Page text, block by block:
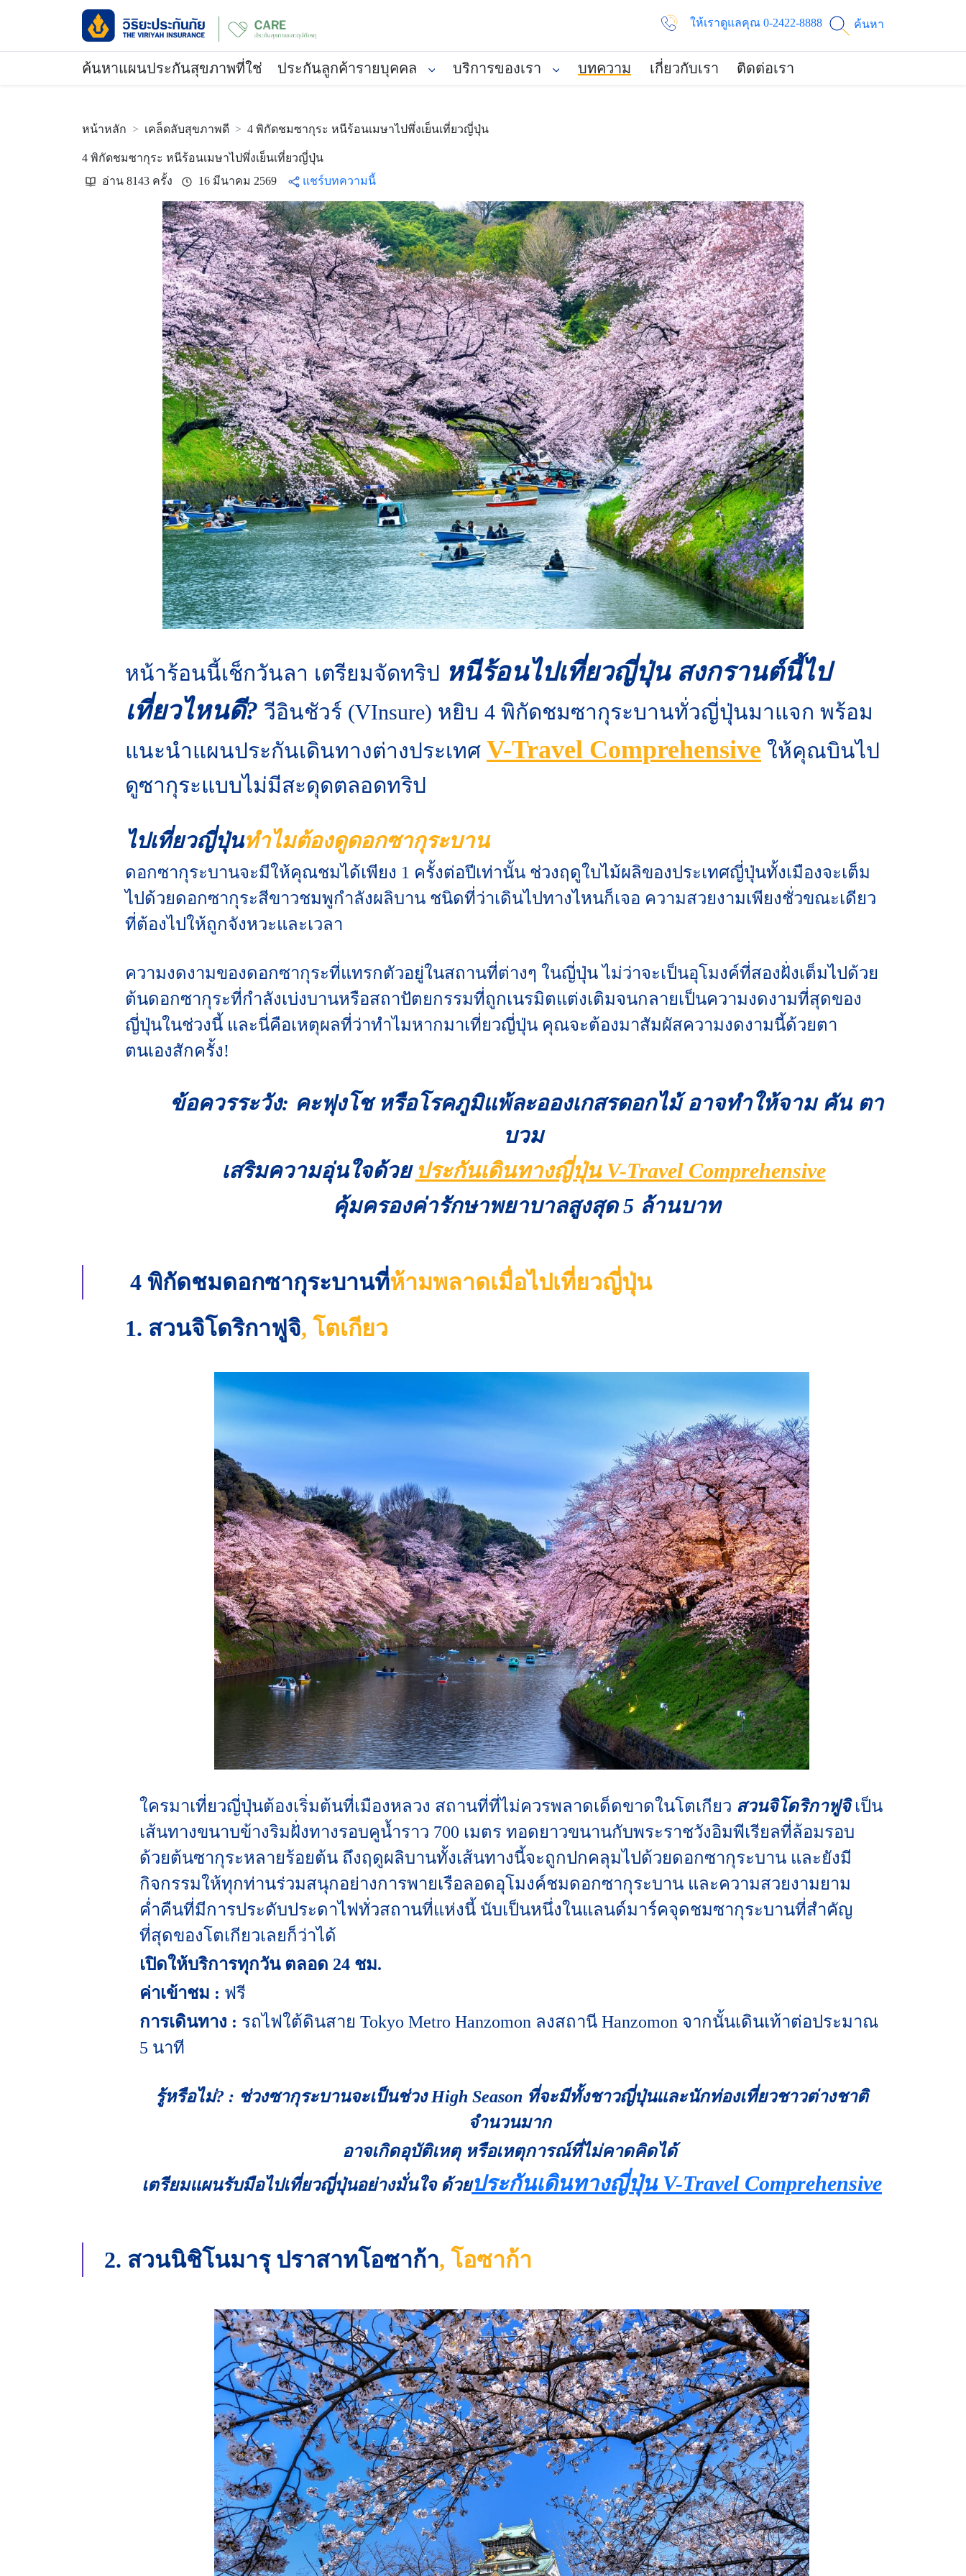
ให้เราดูแลคุณ 0-2422-8888 ค้นหา
ค้นหาแผนประกันสุขภาพที่ใช่ ประกันลูกค้ารายบุคคล บริการของเรา บทความ เกี่ยวกับเรา ติดต่อเรา
หน้าหลัก เคล็ดลับสุขภาพดี 4 พิกัดชมซากุระ หนีร้อนเมษาไปพึ่งเย็นเที่ยวญี่ปุ่น
4 พิกัดชมซากุระ หนีร้อนเมษาไปพึ่งเย็นเที่ยวญี่ปุ่น
อ่าน 8143 ครั้ง
16 มีนาคม 2569 แชร์บทความนี้
หน้าร้อนนี้เช็กวันลา เตรียมจัดทริป หนีร้อนไปเที่ยวญี่ปุ่น สงกรานต์นี้ไป
เที่ยวไหนดี? วีอินชัวร์ (VInsure) หยิบ 4 พิกัดชมซากุระบานทั่วญี่ปุ่นมาแจก พร้อม
แนะนำแผนประกันเดินทางต่างประเทศ V-Travel Comprehensive ให้คุณบินไป
ดูซากุระแบบไม่มีสะดุดตลอดทริป
ไปเที่ยวญี่ปุ่นทำไมต้องดูดอกซากุระบาน
ดอกซากุระบานจะมีให้คุณชมได้เพียง 1 ครั้งต่อปีเท่านั้น ช่วงฤดูใบไม้ผลิของประเทศญี่ปุ่นทั้งเมืองจะเต็ม
ไปด้วยดอกซากุระสีขาวชมพูกำลังผลิบาน ชนิดที่ว่าเดินไปทางไหนก็เจอ ความสวยงามเพียงชั่วขณะเดียว
ที่ต้องไปให้ถูกจังหวะและเวลา
ความงดงามของดอกซากุระที่แทรกตัวอยู่ในสถานที่ต่างๆ ในญี่ปุ่น ไม่ว่าจะเป็นอุโมงค์ที่สองฝั่งเต็มไปด้วย
ต้นดอกซากุระที่กำลังเบ่งบานหรือสถาปัตยกรรมที่ถูกเนรมิตแต่งเติมจนกลายเป็นความงดงามที่สุดของ
ญี่ปุ่นในช่วงนี้ และนี่คือเหตุผลที่ว่าทำไมหากมาเที่ยวญี่ปุ่น คุณจะต้องมาสัมผัสความงดงามนี้ด้วยตา
ตนเองสักครั้ง!
ข้อควรระวัง: คะฟุงโช หรือโรคภูมิแพ้ละอองเกสรดอกไม้ อาจทำให้จาม คัน ตา
บวม
เสริมความอุ่นใจด้วย ประกันเดินทางญี่ปุ่น V-Travel Comprehensive
คุ้มครองค่ารักษาพยาบาลสูงสุด 5 ล้านบาท
4 พิกัดชมดอกซากุระบานที่ห้ามพลาดเมื่อไปเที่ยวญี่ปุ่น
1. สวนจิโดริกาฟูจิ, โตเกียว
ใครมาเที่ยวญี่ปุ่นต้องเริ่มต้นที่เมืองหลวง สถานที่ที่ไม่ควรพลาดเด็ดขาดในโตเกียว สวนจิโดริกาฟูจิเป็น
เส้นทางขนาบข้างริมฝั่งทางรอบคูน้ำราว 700 เมตร ทอดยาวขนานกับพระราชวังอิมพีเรียลที่ล้อมรอบ
ด้วยต้นซากุระหลายร้อยต้น ถึงฤดูผลิบานทั้งเส้นทางนี้จะถูกปกคลุมไปด้วยดอกซากุระบาน และยังมี
กิจกรรมให้ทุกท่านร่วมสนุกอย่างการพายเรือลอดอุโมงค์ชมดอกซากุระบาน และความสวยงามยาม
ค่ำคืนที่มีการประดับประดาไฟทั่วสถานที่แห่งนี้ นับเป็นหนึ่งในแลนด์มาร์คจุดชมซากุระบานที่สำคัญ
ที่สุดของโตเกียวเลยก็ว่าได้
เปิดให้บริการทุกวัน ตลอด 24 ชม.
ค่าเข้าชม : ฟรี
การเดินทาง : รถไฟใต้ดินสาย Tokyo Metro Hanzomon ลงสถานี Hanzomon จากนั้นเดินเท้าต่อประมาณ
5 นาที
รู้หรือไม่? : ช่วงซากุระบานจะเป็นช่วง High Season ที่จะมีทั้งชาวญี่ปุ่นและนักท่องเที่ยวชาวต่างชาติ
จำนวนมาก
อาจเกิดอุบัติเหตุ หรือเหตุการณ์ที่ไม่คาดคิดได้
เตรียมแผนรับมือไปเที่ยวญี่ปุ่นอย่างมั่นใจ ด้วยประกันเดินทางญี่ปุ่น V-Travel Comprehensive
2. สวนนิชิโนมารุ ปราสาทโอซาก้า, โอซาก้า